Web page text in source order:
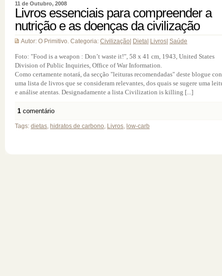
11 de Outubro, 2008
Livros essenciais para compreender a
nutrição e as doenças da civilização
Autor: O Primitivo. Categoria: Civilização Dieta Livros Saúde
Foto: "Food is a weapon : Don’t waste it!", 58 x 41 cm, 1943, United States
Division of Public Inquiries, Office of War Information.
Como certamente notará, da secção "leituras recomendadas" deste blogue
uma lista de livros que se consideram relevantes, dos quais se sugere uma
e análise atentas. Designadamente a lista Civilization is killing [...]
1 comentário
Tags: dietas, hidratos de carbono, Livros, low-carb